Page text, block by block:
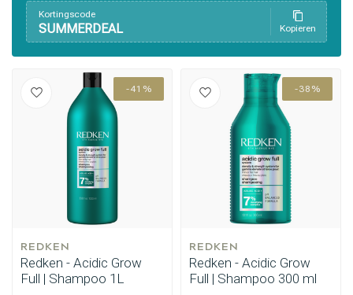
Kortingscode
SUMMERDEAL Kopieren
-41%
REDKEN
Redken - Acidic Grow
Full | Shampoo 1L
-38%
REDKEN
Redken - Acidic Grow
Full | Shampoo 300 ml